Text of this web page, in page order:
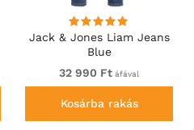
Jack & Jones Liam Jeans
Blue
32 990 Ft áfával
Kosárba rakás